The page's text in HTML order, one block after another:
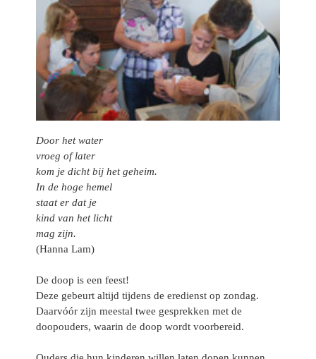
Door het water
vroeg of later
kom je dicht bij het geheim.
In de hoge hemel
staat er dat je
kind van het licht
mag zijn.
(Hanna Lam)
De doop is een feest!
Deze gebeurt altijd tijdens de eredienst op zondag.
Daarvóór zijn meestal twee gesprekken met de
doopouders, waarin de doop wordt voorbereid.